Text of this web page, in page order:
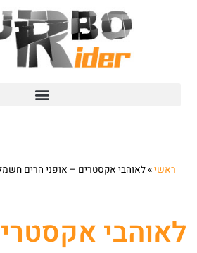
ראשי»לאוהבי אקסטרים – אופני הרים
לאוהבי